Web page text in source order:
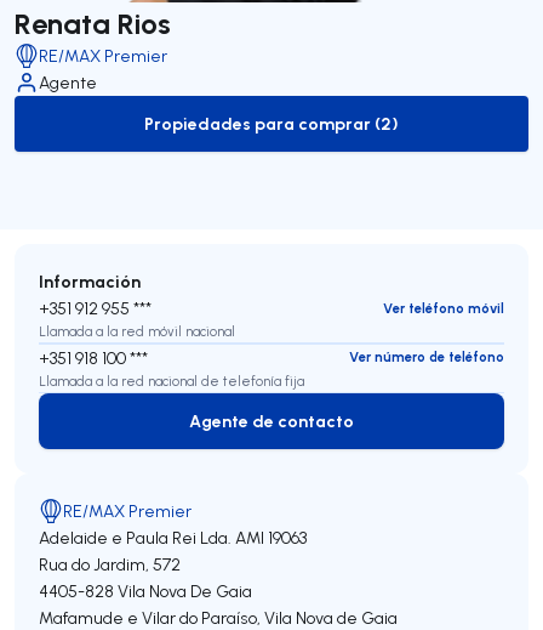
Renata Rios
RE/MAX Premier
Agente
to-buy-listing
Propiedades para comprar (2)
Información
+351 912 955 ***
Ver teléfono móvil
Llamada a la red móvil nacional
+351 918 100 ***
Ver número de teléfono
Llamada a la red nacional de telefonía fija
Agente de contacto
Agente de contacto
RE/MAX Premier
Adelaide e Paula Rei Lda. AMI 19063
Rua do Jardim, 572
4405-828 Vila Nova De Gaia
Mafamude e Vilar do Paraíso, Vila Nova de Gaia